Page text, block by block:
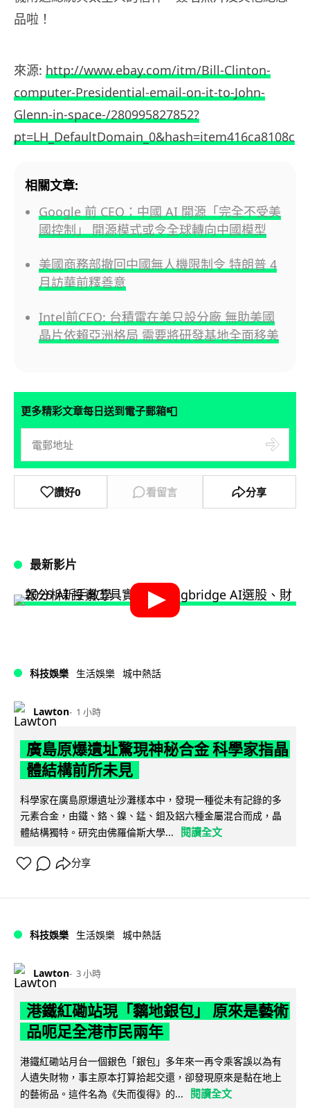
品啦！
來源: http://www.ebay.com/itm/Bill-Clinton-
computer-Presidential-email-on-it-to-John-
Glenn-in-space-/280995827852?
pt=LH_DefaultDomain_0&hash=item416ca8108c
相關文章:
Google 前 CEO：中國 AI 開源「完全不受美
國控制」 開源模式或令全球轉向中國模型
美國商務部撤回中國無人機限制令 特朗普 4
月訪華前釋善意
Intel前CEO: 台積電在美只設分廠 無助美國
晶片依賴亞洲格局 需要將研發基地全面移美
更多精彩文章每日送到電子郵箱📮
讚好0 看留言 分享
最新影片
科技娛樂 生活娛樂 城中熱話
Lawton 1 小時
廣島原爆遺址驚現神秘合金 科學家指晶
體結構前所未見
科學家在廣島原爆遺址沙灘樣本中，發現一種從未有記錄的多
元素合金，由鐵、鉻、鎳、錳、鉬及鋁六種金屬混合而成，晶
體結構獨特。研究由佛羅倫斯大學...
閱讀全文
分享
科技娛樂 生活娛樂 城中熱話
Lawton 3 小時
港鐵紅磡站現「黐地銀包」 原來是藝術
品呃足全港市民兩年
港鐵紅磡站月台一個銀色「銀包」多年來一再令乘客誤以為有
人遺失財物，事主原本打算拾起交還，卻發現原來是黏在地上
的藝術品。這件名為《失而復得》的...
閱讀全文